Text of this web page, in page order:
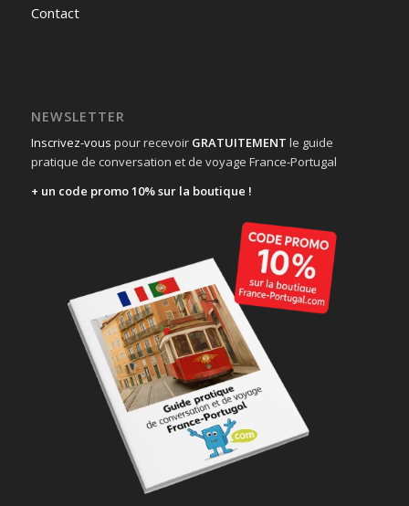
Contact
NEWSLETTER
Inscrivez-vous pour recevoir GRATUITEMENT le guide
pratique de conversation et de voyage France-Portugal
+ un code promo 10% sur la boutique !